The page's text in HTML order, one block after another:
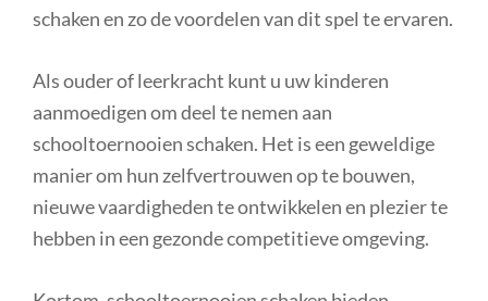
schaken en zo de voordelen van dit spel te ervaren.
Als ouder of leerkracht kunt u uw kinderen
aanmoedigen om deel te nemen aan
schooltoernooien schaken. Het is een geweldige
manier om hun zelfvertrouwen op te bouwen,
nieuwe vaardigheden te ontwikkelen en plezier te
hebben in een gezonde competitieve omgeving.